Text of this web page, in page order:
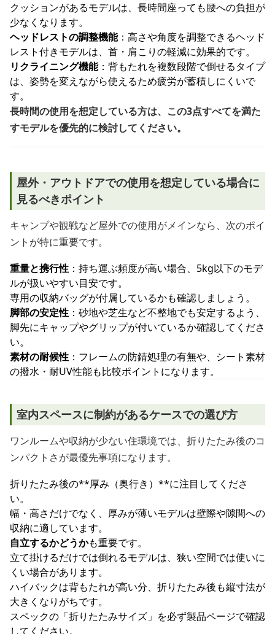
クッションがあるモデルは、長時間座っても腰への負担が
少なくなります。
ヘッドレストの調整機能：高さや角度を調整できるヘッド
レスト付きモデルは、首・肩こりの軽減に効果的です。
リクライニング機能：背もたれを複数段階で倒せるタイプ
は、姿勢を変えながら使えるため疲労が蓄積しにくいで
す。
長時間の使用を想定している方は、この3点すべてを満た
すモデルを優先的に検討してください。
屋外・アウトドアでの使用を想定している場合に
見るべきポイント
キャンプや観戦など屋外での使用がメインなら、次のポイ
ントが特に重要です。
重量と携行性 ：持ち運ぶ頻度が高い場合、5kg以下のモデ
ルが扱いやすい目安です。
専用の収納バッグが付属しているかも確認しましょう。
脚部の安定性 ：砂地や芝生など不整地でも安定するよう、
脚先にキャップやグリップが付いているか確認してくださ
い。
素材の耐候性 ：フレームの防錆処理の有無や、シート素材
の撥水・耐UV性能も比較ポイントになります。
室内スペースに制約があるケースでの選び方
ワンルームや収納が少ない住環境では、折りたたみ後のコ
ンパクトさが最優先事項になります。
折りたたみ後の**厚み（奥行き）**に注目してくださ
い。
幅・高さだけでなく、厚みが薄いモデルは壁際や隙間への
収納に適しています。
自立するかどうかも重要です。
立て掛けるだけでは倒れるモデルは、狭い空間では使いに
くい場合があります。
ハイバックは背もたれが高い分、折りたたみ後も縦寸法が
大きくなりがちです。
スペックの「折りたたみサイズ」を必ず製品ページで確認
してください。